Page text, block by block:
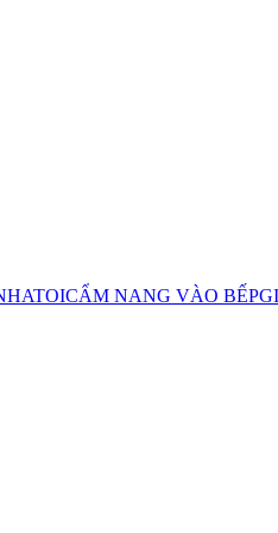
CẨM NANG VÀO BẾP